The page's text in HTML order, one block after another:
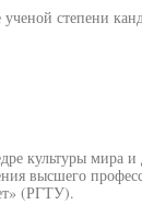
степени
культуры мира
высшего
(РГТУ).